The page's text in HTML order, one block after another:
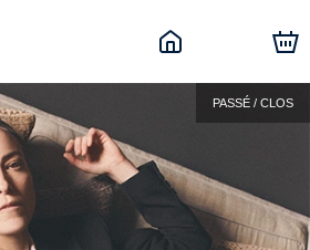
PASSÉ / CLOS